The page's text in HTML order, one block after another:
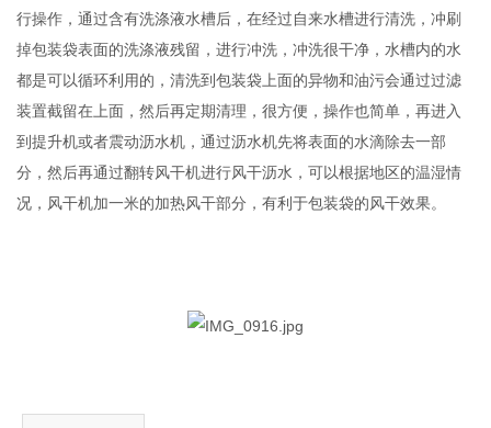
行操作，通过含有洗涤液水槽后，在经过自来水槽进行清洗，冲刷
掉包装袋表面的洗涤液残留，进行冲洗，冲洗很干净，水槽内的水
都是可以循环利用的，清洗到包装袋上面的异物和油污会通过过滤
装置截留在上面，然后再定期清理，很方便，操作也简单，再进入
到提升机或者震动沥水机，通过沥水机先将表面的水滴除去一部
分，然后再通过翻转风干机进行风干沥水，可以根据地区的温湿情
况，风干机加一米的加热风干部分，有利于包装袋的风干效果。